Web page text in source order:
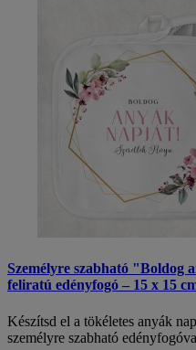
Személyre szabható "Boldog
feliratú edényfogó – 15 x 15
Készítsd el a tökéletes anyák
személyre szabható